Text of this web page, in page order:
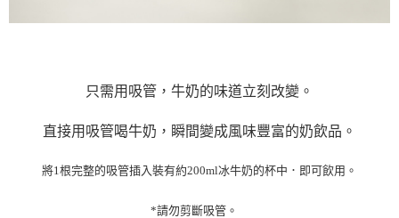
只需用吸管，牛奶的味道立刻改變。
直接用吸管喝牛奶，瞬間變成風味豐富的奶飲品 。
將1根完整的吸管插入裝有約200ml冰牛奶的杯中． 即可飲用。
*請勿剪斷吸管 。